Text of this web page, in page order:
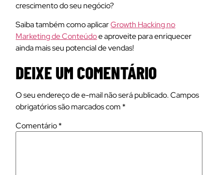
crescimento do seu negócio?
Saiba também como aplicarGrowth Hacking no
Marketing de Conteúdoe aproveite para enriquecer
ainda mais seu potencial de vendas!
DEIXE UM COMENTÁRIO
O seu endereço de e-mail não será publicado. Campos
obrigatórios são marcados com *
Comentário*